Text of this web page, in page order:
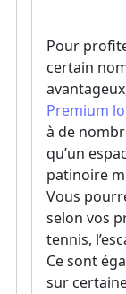
Pour
certain
Premium
à de
qu’un
patinoire
Vous
selon vos
tennis,
Ce sont
sur